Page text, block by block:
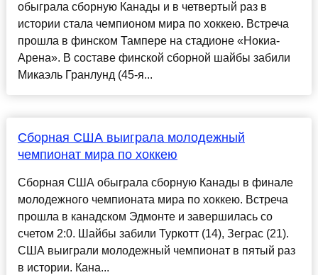
обыграла сборную Канады и в четвертый раз в
истории стала чемпионом мира по хоккею. Встреча
прошла в финском Тампере на стадионе «Нокиа-
Арена». В составе финской сборной шайбы забили
Микаэль Гранлунд (45-я...
Сборная США выиграла молодежный
чемпионат мира по хоккею
Сборная США обыграла сборную Канады в финале
молодежного чемпионата мира по хоккею. Встреча
прошла в канадском Эдмонте и завершилась со
счетом 2:0. Шайбы забили Туркотт (14), Зеграс (21).
США выиграли молодежный чемпионат в пятый раз
в истории. Кана...